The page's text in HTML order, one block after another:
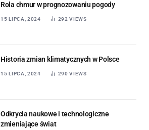
Rola chmur w prognozowaniu pogody
15 LIPCA, 2024 292VIEWS
Historia zmian klimatycznych w Polsce
15 LIPCA, 2024 290VIEWS
Odkrycia naukowe i technologiczne
zmieniające świat